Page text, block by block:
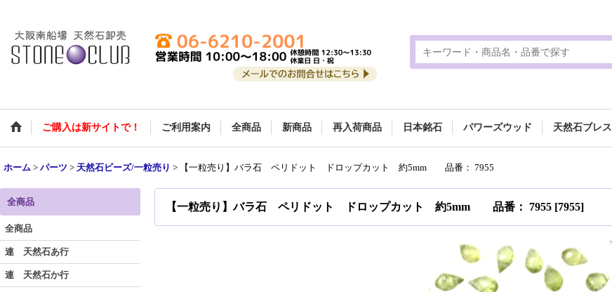
ご購入は新サイトで！ ご利用案内 全商品 新商品 再入荷商品 日本銘石 パワーズウッド 天然石ブレス
ホーム > パーツ > 天然石ビーズ/一粒売り > 【一粒売り】バラ石 ペリドット ドロップカット 約5mm 品番： 7955
全商品
全商品
連 天然石あ行
連 天然石か行
【一粒売り】バラ石 ペリドット ドロップカット 約5mm 品番： 7955 [7955]